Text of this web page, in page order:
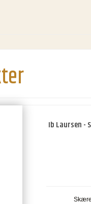
Ib Laursen -